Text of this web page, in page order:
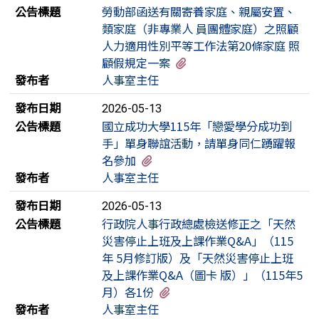
公告標題
勞動部函送有關寄養家庭、親屬安置、
類家庭（非專業人 員團體家庭）之照顧
人力適用性別平等工作法第20條家庭 照
顧假規定一案
發布者
人事室主任
發布日期
2026-05-13
公告標題
國立成功大學115年「戀愛學分成功到
手」單身聯誼活動，請單身同仁踴躍報
名參加
發布者
人事室主任
發布日期
2026-05-13
公告標題
行政院人事行政總處檢送修正之「天然
災害停止上班及上課作業Q&A」（115
年 5月修訂版）及「天然災害停止上班
及上課作業Q&A（圖卡 版）」（115年5
月）各1份
發布者
人事室主任